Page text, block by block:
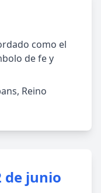
como el
de fe y
Reino
de junio